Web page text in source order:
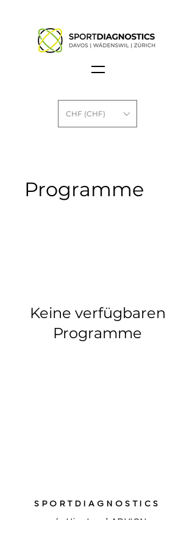
CHF (CHF)
Programme
Keine verfügbaren
Programme
SPORTDIAGNOSTICS
c/o Hiestand ARVION